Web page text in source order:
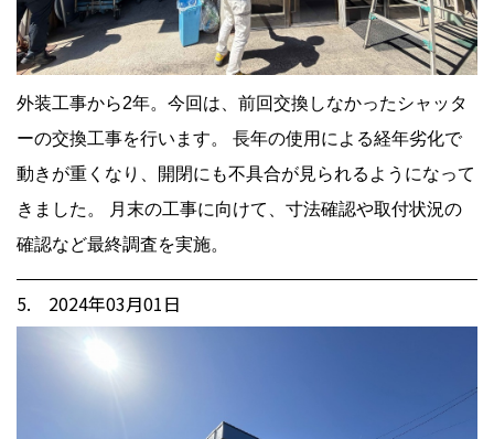
外装工事から2年。今回は、前回交換しなかったシャッタ
ーの交換工事を行います。 長年の使用による経年劣化で
動きが重くなり、開閉にも不具合が見られるようになって
きました。 月末の工事に向けて、寸法確認や取付状況の
確認など最終調査を実施。
5. 2024年03月01日